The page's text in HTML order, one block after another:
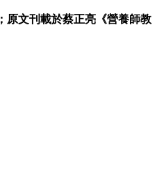
；原文刊載於蔡正亮《營養師教